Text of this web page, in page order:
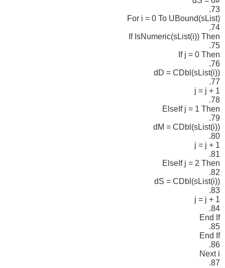
73.
For i = 0 To UBound(sList)
74.
If IsNumeric(sList(i)) Then
75.
If j = 0 Then
76.
dD = CDbl(sList(i))
77.
j = j + 1
78.
ElseIf j = 1 Then
79.
dM = CDbl(sList(i))
80.
j = j + 1
81.
ElseIf j = 2 Then
82.
dS = CDbl(sList(i))
83.
j = j + 1
84.
End If
85.
End If
86.
Next i
87.